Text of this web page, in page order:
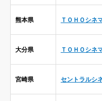
熊本県 ＴＯＨＯシネ
大分県 ＴＯＨＯシネ
宮崎県 セントラルシ